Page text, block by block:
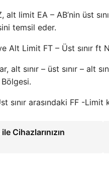
limit EA – AB’nin üst
temsil eder.
Alt Limit FT – Üst sınır ft
sınır – üst sınır – alt
sınır arasındaki FF -
Cihazlarınızın